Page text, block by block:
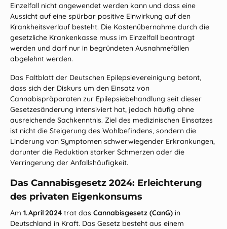
Einzelfall nicht angewendet werden kann und dass eine
Aussicht auf eine spürbar positive Einwirkung auf den
Krankheitsverlauf besteht. Die Kostenübernahme durch die
gesetzliche Krankenkasse muss im Einzelfall beantragt
werden und darf nur in begründeten Ausnahmefällen
abgelehnt werden.
Das Faltblatt der Deutschen Epilepsievereinigung betont,
dass sich der Diskurs um den Einsatz von
Cannabispräparaten zur Epilepsiebehandlung seit dieser
Gesetzesänderung intensiviert hat, jedoch häufig ohne
ausreichende Sachkenntnis. Ziel des medizinischen Einsatzes
ist nicht die Steigerung des Wohlbefindens, sondern die
Linderung von Symptomen schwerwiegender Erkrankungen,
darunter die Reduktion starker Schmerzen oder die
Verringerung der Anfallshäufigkeit.
Das Cannabisgesetz 2024: Erleichterung
des privaten Eigenkonsums
Am 1. April 2024 trat das Cannabisgesetz (CanG) in
Deutschland in Kraft. Das Gesetz besteht aus einem